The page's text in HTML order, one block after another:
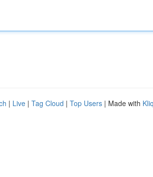
| Live | Tag Cloud | Top Users | Made with